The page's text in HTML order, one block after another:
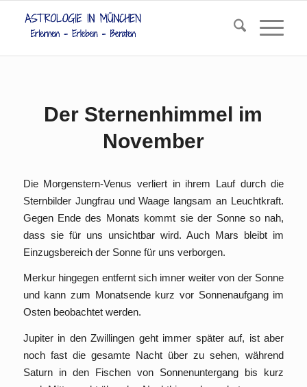
Der Sternenhimmel im
November
Die Morgenstern-Venus verliert in ihrem Lauf durch die
Sternbilder Jungfrau und Waage langsam an Leuchtkraft.
Gegen Ende des Monats kommt sie der Sonne so nah,
dass sie für uns unsichtbar wird. Auch Mars bleibt im
Einzugsbereich der Sonne für uns verborgen.
Merkur hingegen entfernt sich imner weiter von der Sonne
und kann zum Monatsende kurz vor Sonnenaufgang im
Osten beobachtet werden.
Jupiter in den Zwillingen geht immer später auf, ist aber
noch fast die gesamte Nacht über zu sehen, während
Saturn in den Fischen von Sonnenuntergang bis kurz